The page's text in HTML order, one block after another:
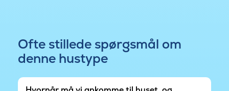
Ofte stillede spørgsmål om
denne hustype